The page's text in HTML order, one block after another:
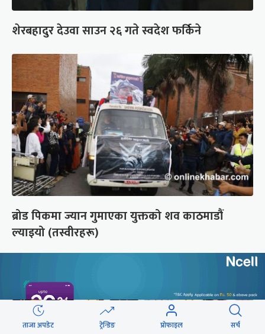
शेरबहादुर देउवा साउन २६ गते स्वदेश फर्किने
ब्रोड पिकमा ज्यान गुमाएका युक्तको शव काठमाडौं
ल्याइयो (तस्वीरहरू)
ताजा अपडेट ट्रेन्डिङ प्रोफाइल सर्च